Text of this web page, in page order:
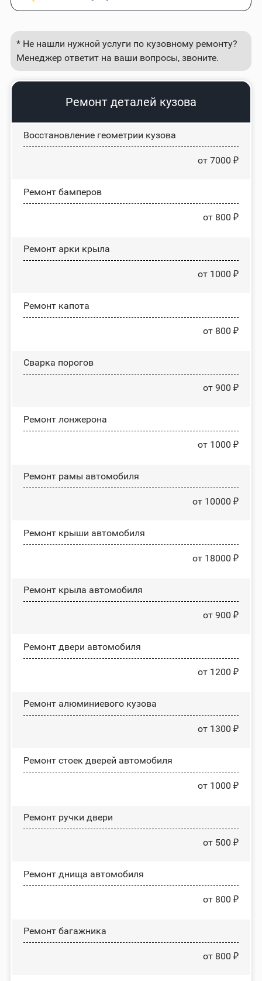
* Не нашли нужной услуги по кузовному ремонту?
Менеджер ответит на ваши вопросы, звоните.
Ремонт деталей кузова
Восстановление геометрии кузова
от 7000 ₽
Ремонт бамперов
от 800 ₽
Ремонт арки крыла
от 1000 ₽
Ремонт капота
от 800 ₽
Сварка порогов
от 900 ₽
Ремонт лонжерона
от 1000 ₽
Ремонт рамы автомобиля
от 10000 ₽
Ремонт крыши автомобиля
от 18000 ₽
Ремонт крыла автомобиля
от 900 ₽
Ремонт двери автомобиля
от 1200 ₽
Ремонт алюминиевого кузова
от 1300 ₽
Ремонт стоек дверей автомобиля
от 1000 ₽
Ремонт ручки двери
от 500 ₽
Ремонт днища автомобиля
от 800 ₽
Ремонт багажника
от 800 ₽